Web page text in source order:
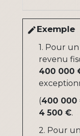
editExemple
1. Pour
revenu
400 000
(400 000
4 500 €.
2. Pour